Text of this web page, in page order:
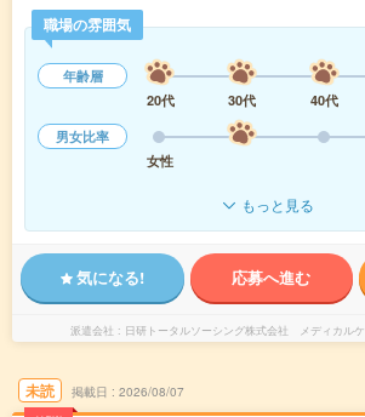
職場の雰囲気
年齢層
20代
30代 40代
男女比率
女性
もっと見る
気になる! 応募へ進む
派遣会社 日研トータルソーシング株式会社 メディカル
未読 掲載日 2026/08/07